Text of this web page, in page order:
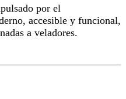
por el
accesible y funcional,
a veladores.